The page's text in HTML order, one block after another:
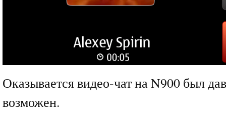
Оказывается видео-чат на N900 был
возможен.